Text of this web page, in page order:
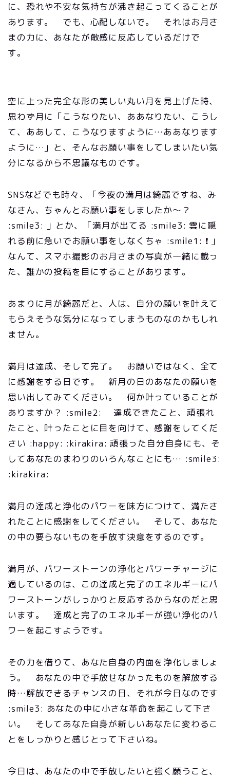
に、恐れや不安な気持ちが沸き起こってくることが
あります。 でも、心配しないで。 それはお月さ
まの力に、あなたが敏感に反応しているだけで
す。
空に上った完全な形の美しい丸い月を見上げた時、
思わず月に「こうなりたい、ああなりたい、こうし
て、ああして、こうなりますように…ああなります
ように…」と、そんなお願い事をしてしまいたい気
分になるから不思議なものです。
SNSなどでも時々、「今夜の満月は綺麗ですね、み
なさん、ちゃんとお願い事をしましたか～？
:smile3: 」とか、「満月が出てる :smile3: 雲に隠
れる前に急いでお願い事をしなくちゃ :smile1: ❗ 」
なんて、スマホ撮影のお月さまの写真が一緒に載っ
た、誰かの投稿を目にすることがあります。
あまりに月が綺麗だと、人は、自分の願いを叶えて
もらえそうな気分になってしまうものなのかもしれ
ません。
満月は達成、そして完了。 お願いではなく、全て
に感謝をする日です。 新月の日のあなたの願いを
思い出してみてください。 何か叶っていることが
ありますか？ :smile2: 達成できたこと、頑張れ
たこと、叶ったことに目を向けて、感謝をしてくだ
さい :happy: :kirakira: 頑張った自分自身にも、そ
してあなたのまわりのいろんなことにも… :smile3:
:kirakira:
満月の達成と浄化のパワーを味方につけて、満たさ
れたことに感謝をしてください。 そして、あなた
の中の要らないものを手放す決意をするのです。
満月が、パワーストーンの浄化とパワーチャージに
適しているのは、この達成と完了のエネルギーにパ
ワーストーンがしっかりと反応するからなのだと思
います。 達成と完了のエネルギーが強い浄化のパ
ワーを起こすようです。
その力を借りて、あなた自身の内面を浄化しましょ
う。 あなたの中で手放せなかったものを解放する
時…解放できるチャンスの日、それが今日なのです
:smile3: あなたの中に小さな革命を起こして下さ
い。 そしてあなた自身が新しいあなたに変わるこ
とをしっかりと感じとって下さいね。
今日は、あなたの中で手放したいと強く願うこと、